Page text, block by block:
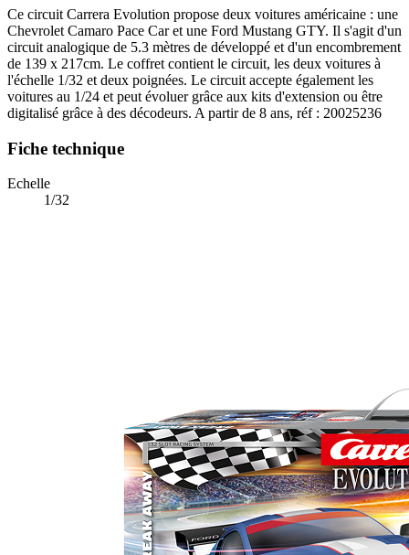
Ce circuit Carrera Evolution propose deux voitures américaine : une
Chevrolet Camaro Pace Car et une Ford Mustang GTY. Il s'agit d'un
circuit analogique de 5.3 mètres de développé et d'un encombrement
de 139 x 217cm. Le coffret contient le circuit, les deux voitures à
l'échelle 1/32 et deux poignées. Le circuit accepte également les
voitures au 1/24 et peut évoluer grâce aux kits d'extension ou être
digitalisé grâce à des décodeurs. A partir de 8 ans, réf : 20025236
Fiche technique
Echelle
1/32